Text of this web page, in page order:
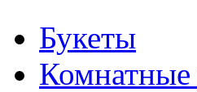
Букеты
Комнатные